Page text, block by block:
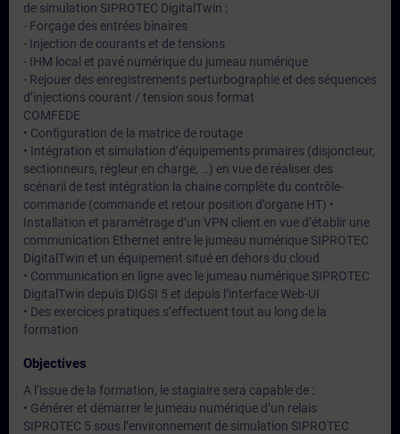
de simulation SIPROTEC DigitalTwin :
- Forçage des entrées binaires
- Injection de courants et de tensions
- IHM local et pavé numérique du jumeau numérique
- Rejouer des enregistrements perturbographie et des séquences
d’injections courant / tension sous format
COMFEDE
• Configuration de la matrice de routage
• Intégration et simulation d’équipements primaires (disjoncteur,
sectionneurs, régleur en charge, …) en vue de réaliser des
scénarii de test intégration la chaine complète du contrôle-
commande (commande et retour position d’organe HT) •
Installation et paramétrage d’un VPN client en vue d’établir une
communication Ethernet entre le jumeau numérique SIPROTEC
DigitalTwin et un équipement situé en dehors du cloud
• Communication en ligne avec le jumeau numérique SIPROTEC
DigitalTwin depuis DIGSI 5 et depuis l’interface Web-UI
• Des exercices pratiques s’effectuent tout au long de la
formation
Objectives
A l’issue de la formation, le stagiaire sera capable de :
• Générer et démarrer le jumeau numérique d’un relais
SIPROTEC 5 sous l’environnement de simulation SIPROTEC